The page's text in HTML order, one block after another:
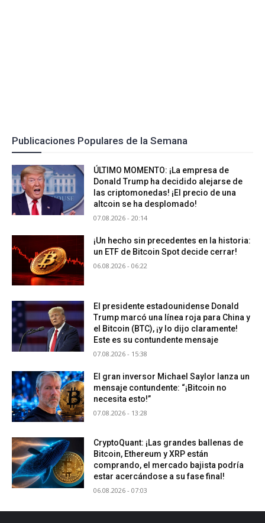
Publicaciones Populares de la Semana
ÚLTIMO MOMENTO: ¡La empresa de
Donald Trump ha decidido alejarse de
las criptomonedas! ¡El precio de una
altcoin se ha desplomado!
07.08.2026 - 20:14
¡Un hecho sin precedentes en la historia:
un ETF de Bitcoin Spot decide cerrar!
06.08.2026 - 06:22
El presidente estadounidense Donald
Trump marcó una línea roja para China y
el Bitcoin (BTC), ¡y lo dijo claramente!
Este es su contundente mensaje
07.08.2026 - 15:38
El gran inversor Michael Saylor lanza un
mensaje contundente: “¡Bitcoin no
necesita esto!”
07.08.2026 - 13:28
CryptoQuant: ¡Las grandes ballenas de
Bitcoin, Ethereum y XRP están
comprando, el mercado bajista podría
estar acercándose a su fase final!
06.08.2026 - 07:03